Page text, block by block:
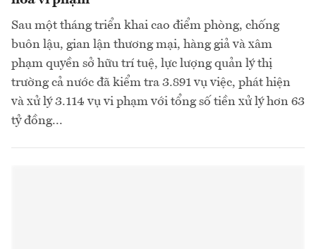
Sau một tháng triển khai cao điểm phòng, chống
buôn lậu, gian lận thương mại, hàng giả và xâm
phạm quyền sở hữu trí tuệ, lực lượng quản lý thị
trường cả nước đã kiểm tra 3.891 vụ việc, phát hiện
và xử lý 3.114 vụ vi phạm với tổng số tiền xử lý hơn 63
tỷ đồng...